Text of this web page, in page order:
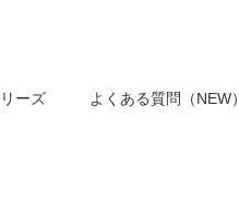
ーズ よくある質問（NEW）